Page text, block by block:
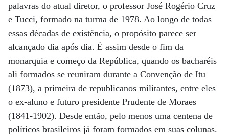
palavras do atual diretor, o professor José Rogério Cruz
e Tucci, formado na turma de 1978. Ao longo de todas
essas décadas de existência, o propósito parece ser
alcançado dia após dia. É assim desde o fim da
monarquia e começo da República, quando os bacharéis
ali formados se reuniram durante a Convenção de Itu
(1873), a primeira de republicanos militantes, entre eles
o ex-aluno e futuro presidente Prudente de Moraes
(1841-1902). Desde então, pelo menos uma centena de
políticos brasileiros já foram formados em suas colunas.